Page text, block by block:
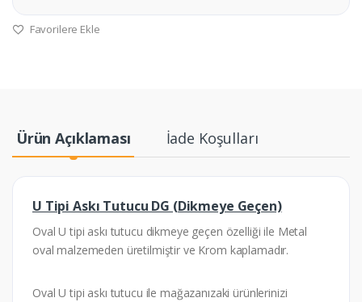
Favorilere Ekle
Ürün Açıklaması İade Koşulları
U Tipi Askı Tutucu DG (Dikmeye Geçen)
Oval U tipi askı tutucu dikmeye geçen özelliği ile Metal
oval malzemeden üretilmiştir ve Krom kaplamadır.
Oval U tipi askı tutucu ile mağazanızaki ürünlerinizi